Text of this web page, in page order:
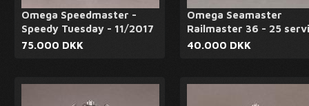
Omega Speedmaster -
Speedy Tuesday - 11/2017
75.000 DKK
Omega Seamaster
Railmaster 36 - 25
40.000 DKK